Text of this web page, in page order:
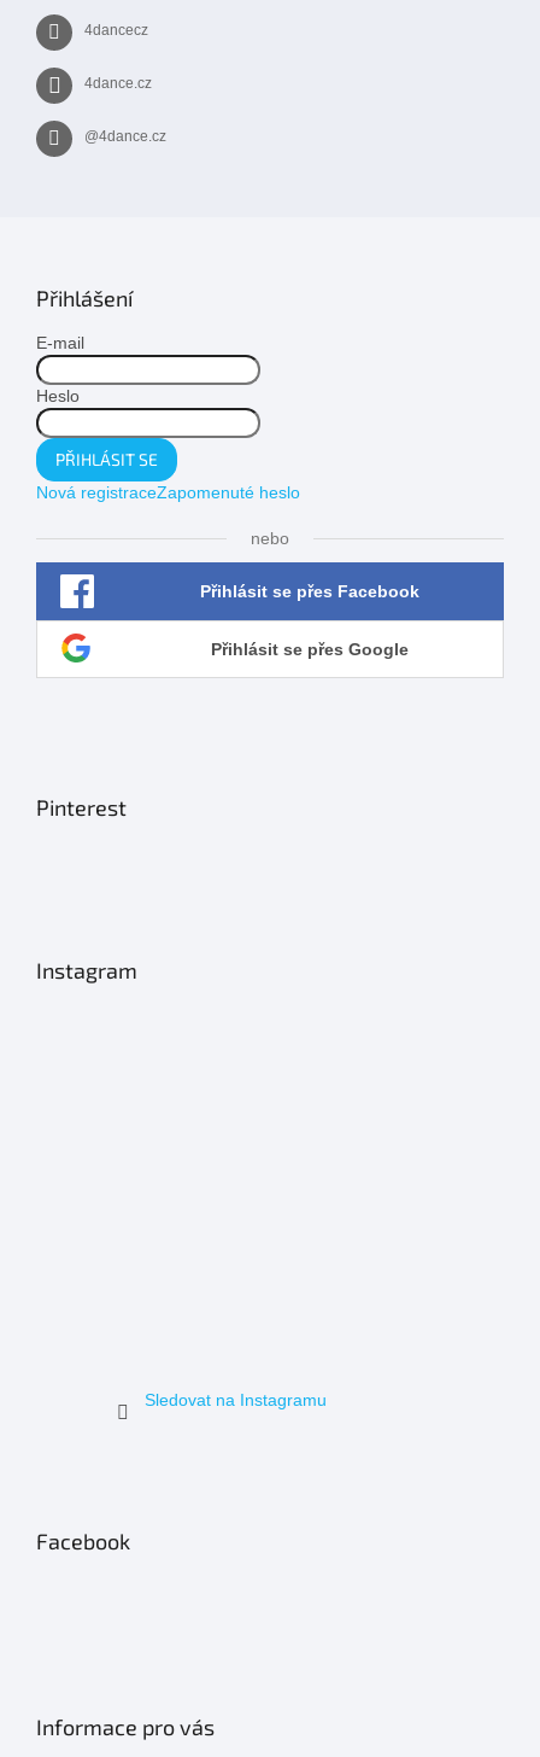
4dancecz
4dance.cz
@4dance.cz
Přihlášení
E-mail
Heslo
PŘIHLÁSIT SE
Nová registraceZapomenuté heslo
nebo
Přihlásit se přes Facebook
Přihlásit se přes Google
Pinterest
Instagram
Sledovat na Instagramu
Facebook
Informace pro vás